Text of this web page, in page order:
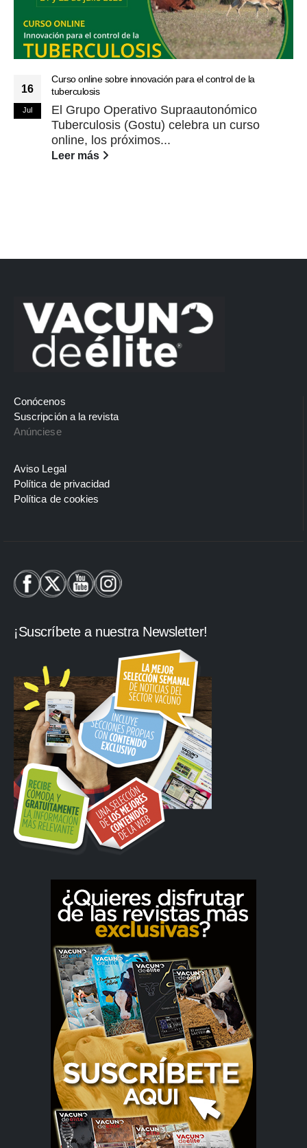
16
Jul
Curso online sobre innovación para el control de la
tuberculosis
El Grupo Operativo Supraautonómico
Tuberculosis (Gostu) celebra un curso
online, los próximos...
Leer más
Conócenos
Suscripción a la revista
Anúnciese
Aviso Legal
Política de privacidad
Política de cookies
¡Suscríbete a nuestra Newsletter!